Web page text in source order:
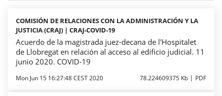
COMISIÓN DE RELACIONES CON LA ADMINISTRACIÓN Y LA
JUSTICIA (CRAJ) | CRAJ-COVID-19
Acuerdo de la magistrada juez-decana de l'Hospitalet
de Llobregat en relación al acceso al edificio judicial. 11
junio 2020. COVID-19
Mon Jun 15 16:27:48 CEST 2020 78.224609375 Kb PDF